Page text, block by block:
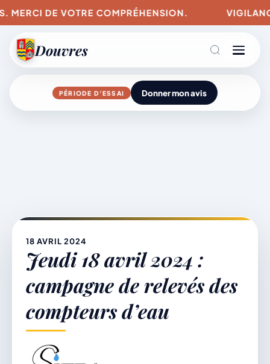
MERCI DE VOTRE COMPRÉHENSION.
Douvres
Agenda
Mairie & Vie municipale
Démarches & Vie pratique
PÉRIODE D’ESSAI Donner mon avis
18 AVRIL 2024
Jeudi 18 avril 2024 :
campagne de relevés des
compteurs d’eau